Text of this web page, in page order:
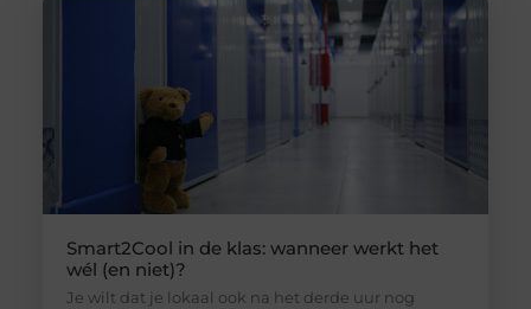
Smart2Cool in de klas: wanneer werkt het
wél (en niet)?
Je wilt dat je lokaal ook na het derde uur nog